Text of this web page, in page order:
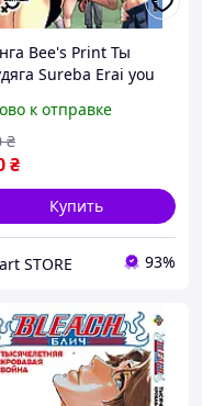
Bee's Print Ты
Sureba Erai you
01 BP SEFY 01 Store
к отправке
₴
₴
Купить
STORE 93%